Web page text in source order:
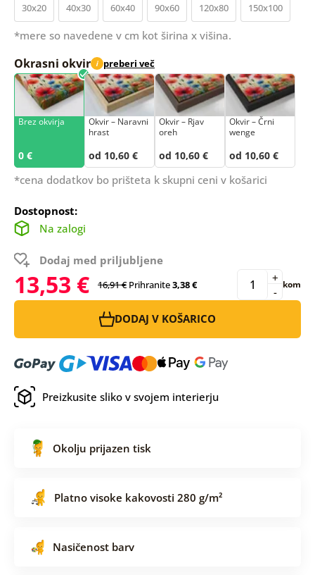
30x20 40x30 60x40 90x60 120x80 150x100
*mere so navedene v cm kot širina x višina.
Okrasni okvir i preberi več
Brez okvirja
0 €
Okvir – Naravni
hrast
od 10,60 €
Okvir – Rjav
oreh
od 10,60 €
Okvir – Črni
wenge
od 10,60 €
*cena dodatkov bo prišteta k skupni ceni v košarici
Dostopnost:
Na zalogi
Dodaj med priljubljene
13,53 € 16,91 € Prihranite3,38 € -
+ kom
DODAJ V KOŠARICO
Preizkusite sliko v svojem interierju
Okolju prijazen tisk
Platno visoke kakovosti 280 g/m²
Nasičenost barv